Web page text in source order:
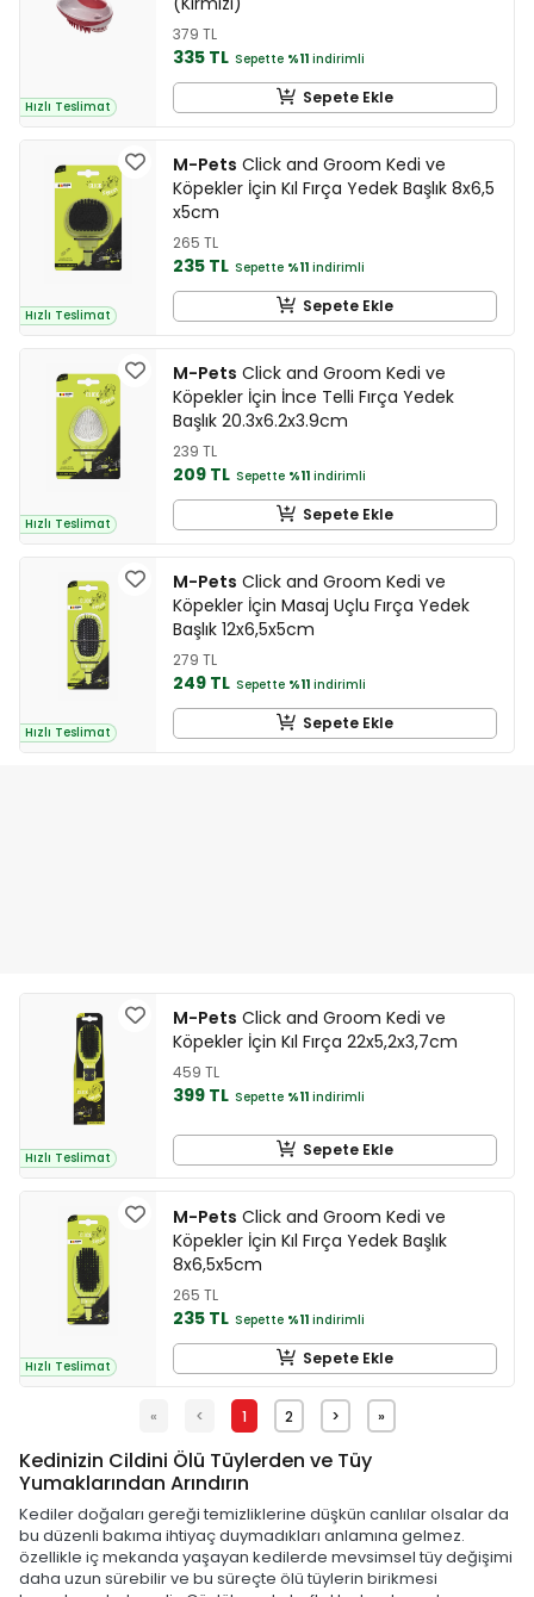
Hızlı Teslimat
379 TL
335 TL Sepette %11 indirimli
Sepete Ekle
Hızlı Teslimat
M-Pets Click and Groom Kedi ve
Köpekler İçin Kıl Fırça Yedek Başlık 8x6,5
x5cm
265 TL
235 TL Sepette %11 indirimli
Sepete Ekle
Hızlı Teslimat
M-Pets Click and Groom Kedi ve
Köpekler İçin İnce Telli Fırça Yedek
Başlık 20.3x6.2x3.9cm
239 TL
209 TL Sepette %11 indirimli
Sepete Ekle
Hızlı Teslimat
M-Pets Click and Groom Kedi ve
Köpekler İçin Masaj Uçlu Fırça Yedek
Başlık 12x6,5x5cm
279 TL
249 TL Sepette %11 indirimli
Sepete Ekle
Hızlı Teslimat
M-Pets Click and Groom Kedi ve
Köpekler İçin Kıl Fırça 22x5,2x3,7cm
459 TL
399 TL Sepette %11 indirimli
Sepete Ekle
Hızlı Teslimat
M-Pets Click and Groom Kedi ve
Köpekler İçin Kıl Fırça Yedek Başlık
8x6,5x5cm
265 TL
235 TL Sepette %11 indirimli
Sepete Ekle
« < 1 2 > »
Kedinizin Cildini Ölü Tüylerden ve Tüy
Yumaklarından Arındırın
Kediler doğaları gereği temizliklerine düşkün canlılar olsalar da
bu düzenli bakıma ihtiyaç duymadıkları anlamına gelmez.
özellikle iç mekanda yaşayan kedilerde mevsimsel tüy değişimi
daha uzun sürebilir ve bu süreçte ölü tüylerin birikmesi